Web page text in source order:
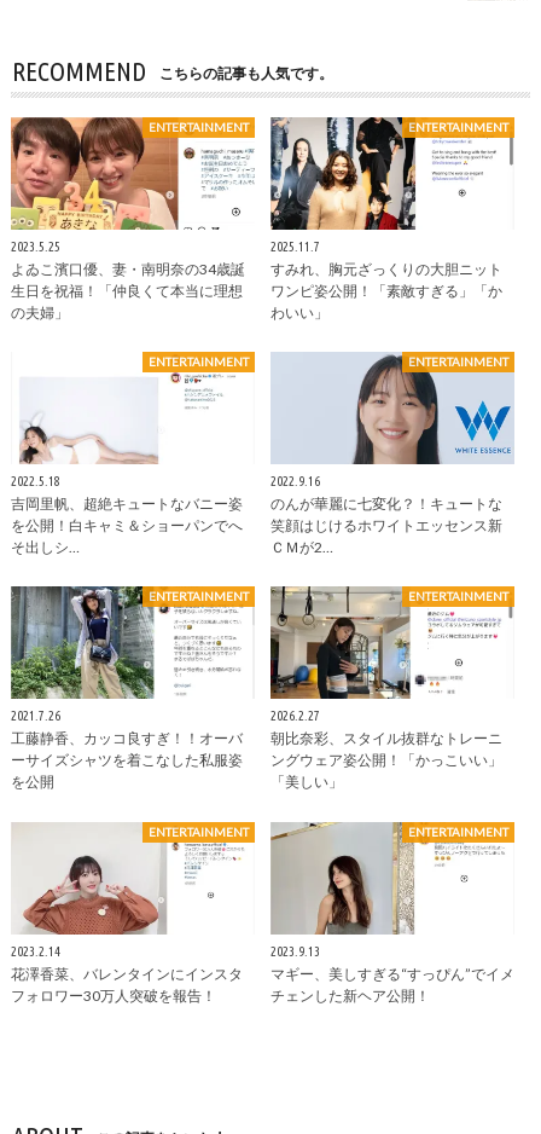
RECOMMEND こちらの記事も人気です。
ENTERTAINMENT
2023.5.25
よゐこ濱口優、妻・南明奈の34歳誕
生日を祝福！「仲良くて本当に理想
の夫婦」
ENTERTAINMENT
2025.11.7
すみれ、胸元ざっくりの大胆ニット
ワンピ姿公開！「素敵すぎる」「か
わいい」
ENTERTAINMENT
2022.5.18
吉岡里帆、超絶キュートなバニー姿
を公開！白キャミ＆ショーパンでへ
そ出しシ…
ENTERTAINMENT
2022.9.16
のんが華麗に七変化？！キュートな
笑顔はじけるホワイトエッセンス新
ＣＭが2…
ENTERTAINMENT
2021.7.26
工藤静香、カッコ良すぎ！！オーバ
ーサイズシャツを着こなした私服姿
を公開
ENTERTAINMENT
2026.2.27
朝比奈彩、スタイル抜群なトレーニ
ングウェア姿公開！「かっこいい」
「美しい」
ENTERTAINMENT
2023.2.14
花澤香菜、バレンタインにインスタ
フォロワー30万人突破を報告！
ENTERTAINMENT
2023.9.13
マギー、美しすぎる“すっぴん”でイメ
チェンした新ヘア公開！